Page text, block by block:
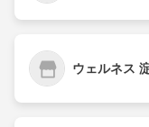
ウェルネス